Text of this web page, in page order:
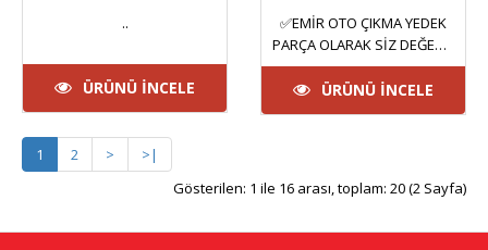
..
ÜRÜNÜ İNCELE
✅EMİR OTO ÇIKMA YEDEK
PARÇA OLARAK SİZ DEĞERLİ
MÜŞTERİLERİMİZE HİZMET
VERMEKTEYİZ. ANKARA
YILDIZ SAN..
ÜRÜNÜ İNCELE
1 2 >
>|
Gösterilen: 1 ile 16 arası, toplam: 20 (2 Sayfa)